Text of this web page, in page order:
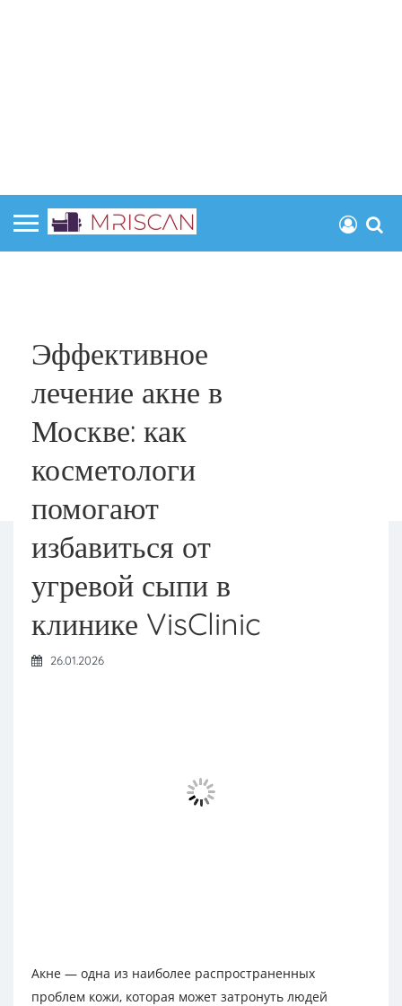
Эффективное
лечение акне в
Москве: как
косметологи
помогают
избавиться от
угревой сыпи в
клинике VisClinic
26.01.2026
Акне — одна из наиболее распространенных
проблем кожи, которая может затронуть людей